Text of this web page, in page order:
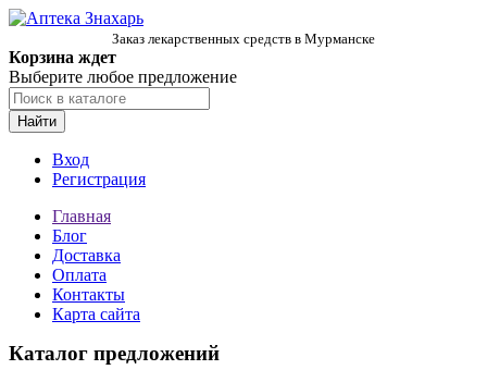
Заказ лекарственных средств в Мурманске
Корзина ждет
Выберите любое предложение
Найти
Вход
Регистрация
Главная
Блог
Доставка
Оплата
Контакты
Карта сайта
Каталог предложений